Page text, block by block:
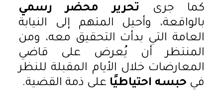
كما جرى تحرير محضر رسمي
بالواقعة، وأحيل المتهم إلى النيابة
العامة التي بدأت التحقيق معه، ومن
المنتظر أن يُعرض على قاضي
المعارضات خلال الأيام المقبلة للنظر
في حبسه احتياطيًا على ذمة القضية.